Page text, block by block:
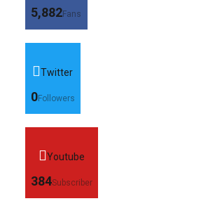
5,882Fans
Twitter
0Followers
Youtube
384Subscriber